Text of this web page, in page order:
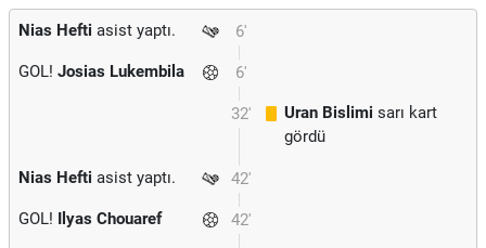
6'
Nias Hefti asist yaptı.
6'
GOL! Josias Lukembila
32' Uran Bislimi sarı kart
gördü
42'
Nias Hefti asist yaptı.
42'
GOL! Ilyas Chouaref